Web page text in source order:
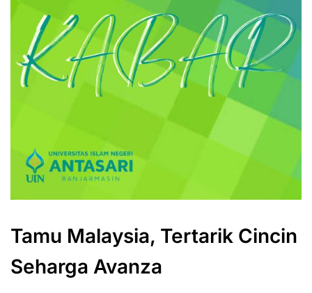
Tamu Malaysia, Tertarik Cincin
Seharga Avanza